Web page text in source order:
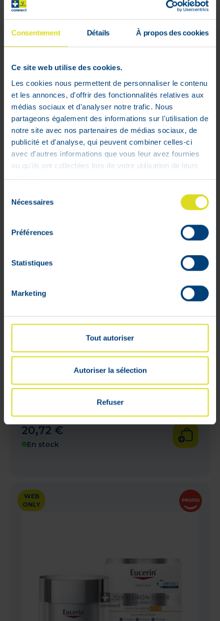
Consentement Détails À propos des cookies
Ce site web utilise des cookies.
Les cookies nous permettent de personnaliser le contenu
et les annonces, d'offrir des fonctionnalités relatives aux
médias sociaux et d'analyser notre trafic. Nous
partageons également des informations sur l'utilisation de
notre site avec nos partenaires de médias sociaux, de
publicité et d'analyse, qui peuvent combiner celles-ci
avec d'autres informations que vous leur avez fournies
ou qu'ils ont collectées lors de votre utilisation de leurs
services.
Nécessaires
Préférences
Statistiques
Marketing
Tout autoriser
Autoriser la sélection
Refuser
Erborian BB Creme Dore 40 ml
Prix public conseillé :44,50€
35,60€
En stock
ONLY
Nuxe Prodigieux Bb Crème Light 30
Prix public conseillé :25,89€
20,72 €
En stock
WEB
ONLY